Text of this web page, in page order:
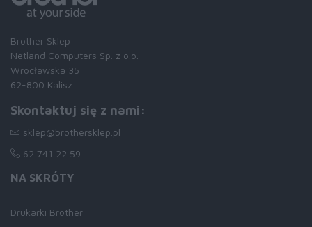
Brother Sklep
Netland Computers Sp. z o.o.
Wrocławska 35
62-800 Kalisz
Skontaktuj się z nami:
sklep@brothersklep.pl
62 741 22 59
NA SKRÓTY
Drukarki Brother